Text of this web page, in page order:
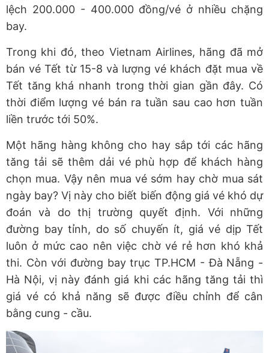
lệch 200.000 - 400.000 đồng/vé ở nhiều chặng
bay.
Trong khi đó, theo Vietnam Airlines, hãng đã mở
bán vé Tết từ 15-8 và lượng vé khách đặt mua về
Tết tăng khá nhanh trong thời gian gần đây. Có
thời điểm lượng vé bán ra tuần sau cao hơn tuần
liền trước tới 50%.
Một hãng hàng không cho hay sắp tới các hãng
tăng tải sẽ thêm dải vé phù hợp để khách hàng
chọn mua. Vậy nên mua vé sớm hay chờ mua sát
ngày bay? Vị này cho biết biến động giá vé khó dự
đoán và do thị trường quyết định. Với những
đường bay tỉnh, do số chuyến ít, giá vé dịp Tết
luôn ở mức cao nên việc chờ vé rẻ hơn khó khả
thi. Còn với đường bay trục TP.HCM - Đà Nẵng -
Hà Nội, vị này đánh giá khi các hãng tăng tải thì
giá vé có khả năng sẽ được điều chỉnh để cân
bằng cung - cầu.